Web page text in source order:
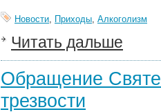
Новости, Приходы, Алкоголизм
Читать дальше
Обращение
трезвости